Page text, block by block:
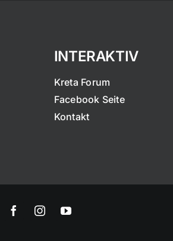
INTERAKTIV
Kreta Forum
Facebook Seite
Kontakt